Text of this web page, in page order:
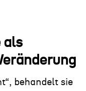
als
behandelt sie